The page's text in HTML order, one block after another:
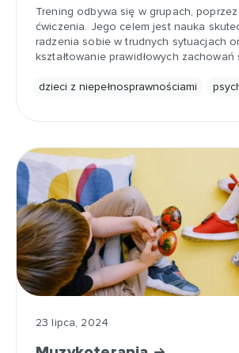
Trening odbywa się w grupach,
ćwiczenia. Jego celem jest nauka
radzenia sobie w trudnych sytuacjach
kształtowanie prawidłowych zachowań
dzieci z niepełnosprawnościami
23 lipca, 2024